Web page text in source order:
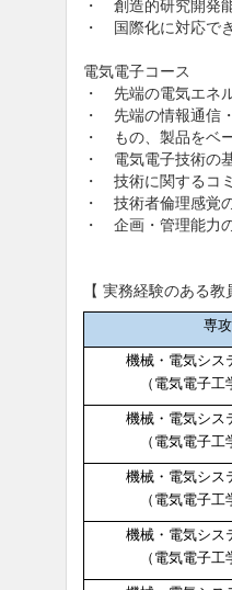
・ 創造的研究開発
・ 国際化に対応で
電気電子コース
・ 先端の電気エネ
・ 先端の情報通信
・ もの、製品をベ
・ 電気電子技術の
・ 技術に関するコ
・ 技術者倫理感覚
・ 企画・管理能力
【 実務経験のある
専攻
機械・電気シス
（電気電子工
機械・電気シス
（電気電子工
機械・電気シス
（電気電子工
機械・電気シス
（電気電子工